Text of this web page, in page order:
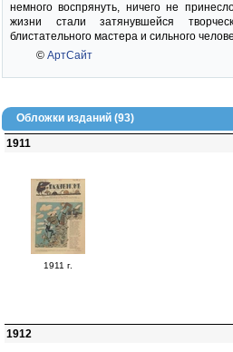
немного воспрянуть, ничего не
жизни стали затянувшейся
блистательного мастера и сильного
© АртСайт
Обложки изданий (93)
1911
1911 г.
1912